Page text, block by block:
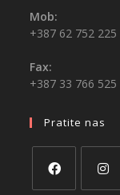
Mob:
+387 62 752 225
Fax:
+387 33 766 525
Pratite nas